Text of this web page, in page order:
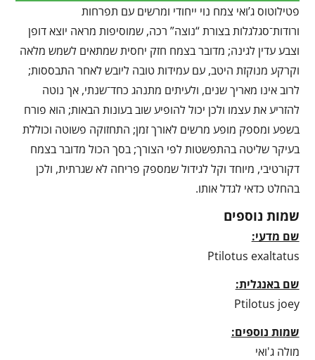
פטילוטוס ג’ואי צמח נוי ייחודי ומרשים עם תפרחות
ורודות־סגלגלות בצורת “נוצה” רכה, שמוסיפות מראה יוצא דופן
וצבע עדין לגינה; מדובר בצמח חזק יחסית שמתאים לשמש מלאה
וקרקע מנוקזת היטב, עם עמידות טובה ליובש לאחר התבססות;
לרוב אינו מאריך שנים, ולעיתים מתנהג כחד־שנתי, אך נוטה
להזריע את עצמו ולכן יכול להופיע שוב בעונות הבאות; הוא פורח
בשפע ומספק מופע מרשים לאורך זמן; התחזוקה פשוטה וכוללת
בעיקר שליטה בהתפשטות לפי הצורך; בסך הכול מדובר בצמח
דקורטיבי, מיוחד וקל לגידול שמספק פריחה לא שגרתית, ולכן
בהחלט כדאי לגדל אותו.
שמות נוספים
שם מדעי:
Ptilotus exaltatus
שם באנגלית:
Ptilotus joey
שמות נוספים:
מולה ג'ואי